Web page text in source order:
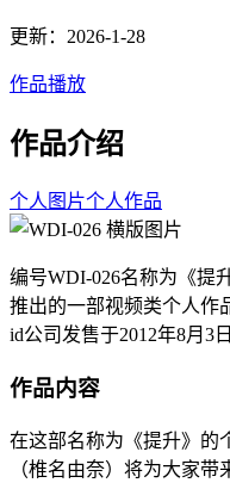
更新：2026-1-28
作品播放
作品介绍
个人图片个人作品
编号WDI-026名称为《提
推出的一部视频类个人作
id公司发售于2012年8月3日
作品内容
在这部名称为《提升》的
（椎名由奈）将为大家带